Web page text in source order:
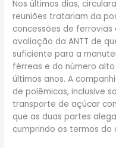
Nos últimos dias,
reuniões tratariam da
concessões de ferrovias
avaliação da ANTT de
suficiente para a
férreas e do número
últimos anos. A
de polêmicas, inclusive
transporte de açúcar
que as duas partes
cumprindo os termos do